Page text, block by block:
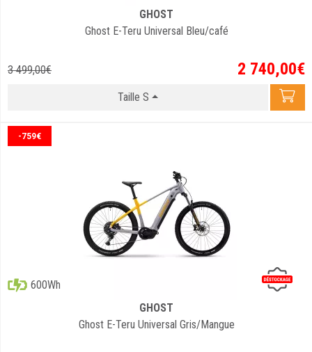
GHOST
Ghost E-Teru Universal Bleu/café
3 499,00€ 2 740,00€
Taille S
-759€
600Wh
GHOST
Ghost E-Teru Universal Gris/Mangue